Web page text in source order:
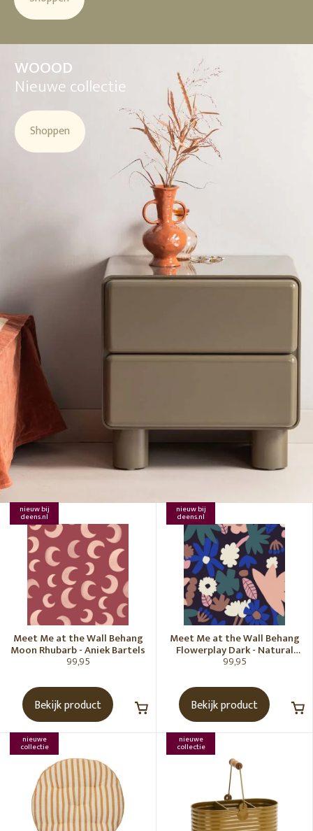
WOOOD
Nieuwe collectie
Shoppen
nieuw bij
deens.nl
Meet Me at the Wall Behang
Moon Rhubarb - Aniek Bartels
99,95
Bekijk product
nieuw bij
deens.nl
Meet Me at the Wall Behang
Flowerplay Dark - Natural
Noord
99,95
Bekijk product
nieuwe
collectie
nieuwe
collectie